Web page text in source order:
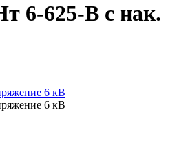
6-625-В с нак.